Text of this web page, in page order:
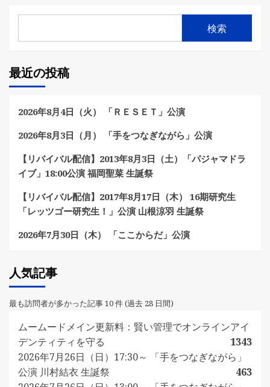
検索
最近の投稿
2026年8月4日（火） 「ＲＥＳＥＴ」公演
2026年8月3日（月） 「手をつなぎながら」公演
【リバイバル配信】2013年8月3日（土）「パジャマドラ
イブ」18:00公演 福岡聖菜 生誕祭
【リバイバル配信】2017年8月17日（木） 16期研究生
「レッツゴー研究生！」公演 山根涼羽 生誕祭
2026年7月30日（木） 「ここからだ」公演
人気記事
最も訪問者が多かった記事 10 件 (過去 28 日間)
ムームードメイン更新料：賢い管理でオンラインアイ
デンティティを守る
1343
2026年7月26日（日）17:30～ 「手をつなぎながら」
公演 川村結衣 生誕祭
463